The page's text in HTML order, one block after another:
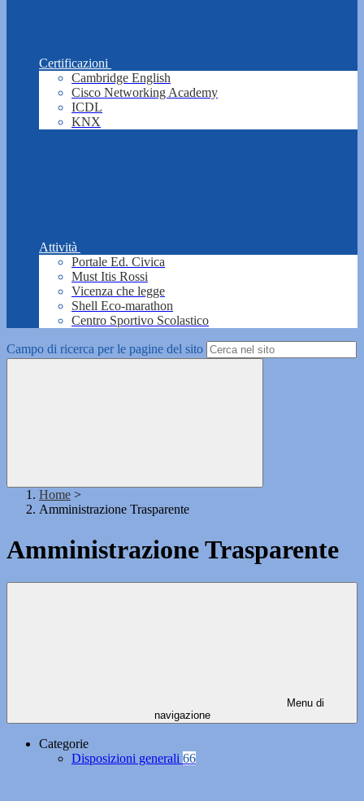
Certificazioni
Cambridge English
Cisco Networking Academy
ICDL
KNX
Attività
Portale Ed. Civica
Must Itis Rossi
Vicenza che legge
Shell Eco-marathon
Centro Sportivo Scolastico
Campo di ricerca per le pagine del sito
Home >
Amministrazione Trasparente
Amministrazione Trasparente
Menu di
navigazione
Categorie
Disposizioni generali 66